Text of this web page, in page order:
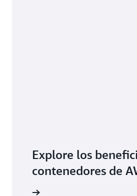
Explore los
contenedores de